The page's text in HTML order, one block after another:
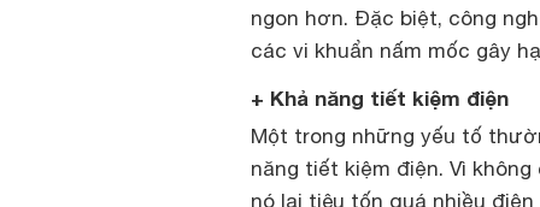
ngon hơn. Đặc biệt, công
các vi khuẩn nấm mốc gây
+ Khả năng tiết kiệm điện
Một trong những yếu tố
năng tiết kiệm điện. Vì
nó lại tiêu tốn quá nhiều điện